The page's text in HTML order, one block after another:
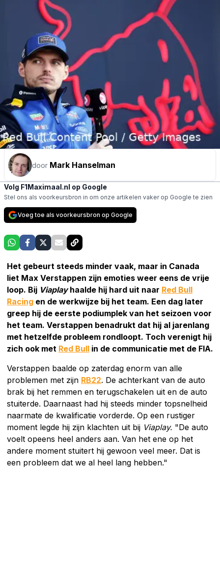
door Mark Hanselman
Volg F1Maximaal.nl op Google
Stel ons als voorkeursbron in om onze artikelen vaker op Google te zien
Voeg toe als voorkeursbron op Google
Het gebeurt steeds minder vaak, maar in Canada
liet Max Verstappen zijn emoties weer eens de vrije
loop. Bij Viaplayhaalde hij hard uit naar Red Bull
Racing en de werkwijze bij het team. Een dag later
greep hij de eerste podiumplek van het seizoen voor
het team. Verstappen benadrukt dat hij al jarenlang
met hetzelfde probleem rondloopt. Toch verenigt hij
zich ook met Red Bull in de communicatie met de FIA.
Verstappen baalde op zaterdag enorm van alle
problemen met zijn RB22. De achterkant van de auto
brak bij het remmen en terugschakelen uit en de auto
stuiterde. Daarnaast had hij steeds minder topsnelheid
naarmate de kwalificatie vorderde. Op een rustiger
moment legde hij zijn klachten uit bij Viaplay. "De auto
voelt opeens heel anders aan. Van het ene op het
andere moment stuitert hij gewoon veel meer. Dat is
een probleem dat we al heel lang hebben."